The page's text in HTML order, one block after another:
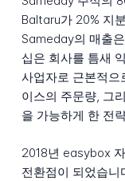
Baltaru가 20% 지
Sameday의 매출
십은 회사를 틈새
사업자로 근본적으
이스의 주문량, 그
을 가능하게 한 전
2018년 easybox
전환점이 되었습